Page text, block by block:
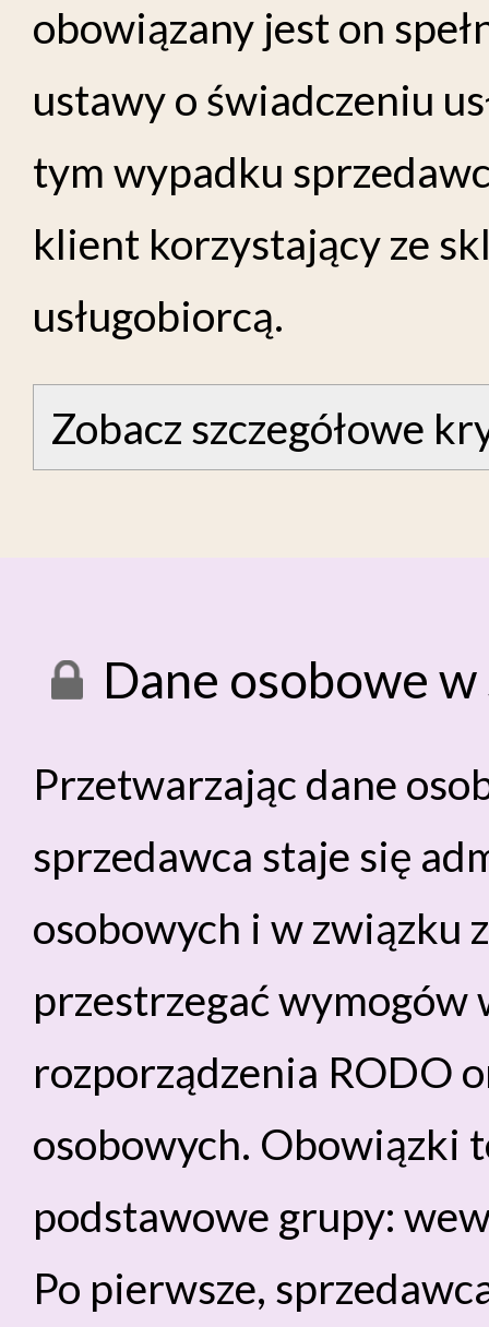
obowiązany jest on
ustawy o świadczeniu
tym wypadku
klient korzystający ze
usługobiorcą.
Zobacz szczegółowe
Dane osobowe
Przetwarzając dane
sprzedawca staje się
osobowych i w związku
przestrzegać wymogów
rozporządzenia RODO
osobowych. Obowiązki
podstawowe grupy:
Po pierwsze,